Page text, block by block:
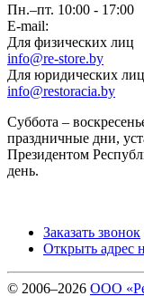
Пн.–пт. 10:00 - 17:00
E-mail:
Для физических лиц
info@re-store.by
Для юридических лиц
info@restoracia.by
Суббота –
праздничные дни,
Президентом
день.
Заказать звонок
Открыть адрес
© 2006–2026 ООО